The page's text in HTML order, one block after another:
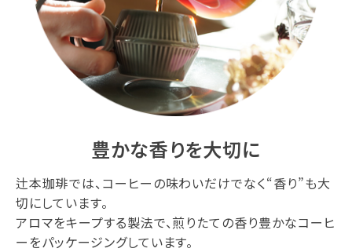
豊かな香りを大切に
辻本珈琲では、コーヒーの味わいだけでなく“香り”も大
切にしています。
アロマをキープする製法で、煎りたての香り豊かなコーヒ
ーをパッケージングしています。